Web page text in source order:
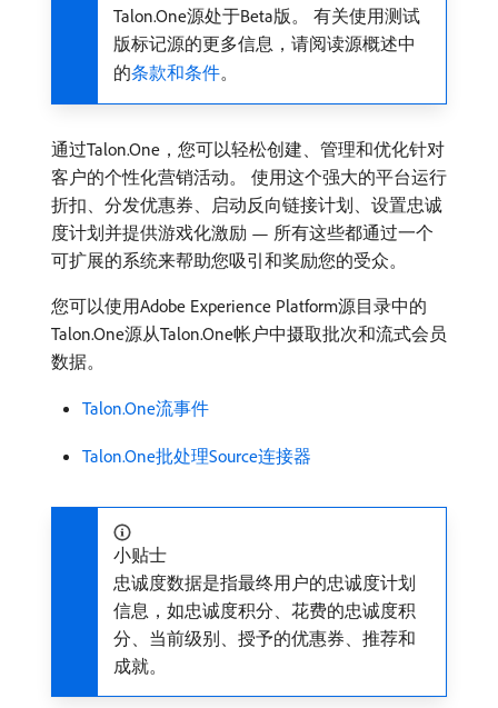
Talon.One源处于Beta版。 有关使用测试
版标记源的更多信息，请阅读源概述中
的条款和条件。
通过Talon.One，您可以轻松创建、管理和优化针对
客户的个性化营销活动。 使用这个强大的平台运行
折扣、分发优惠券、启动反向链接计划、设置忠诚
度计划并提供游戏化激励 — 所有这些都通过一个
可扩展的系统来帮助您吸引和奖励您的受众。
您可以使用Adobe Experience Platform源目录中的
Talon.One源从Talon.One帐户中摄取批次和流式会员
数据。
Talon.One流事件
Talon.One批处理Source连接器
小贴士
忠诚度数据是指最终用户的忠诚度计划
信息，如忠诚度积分、花费的忠诚度积
分、当前级别、授予的优惠券、推荐和
成就。